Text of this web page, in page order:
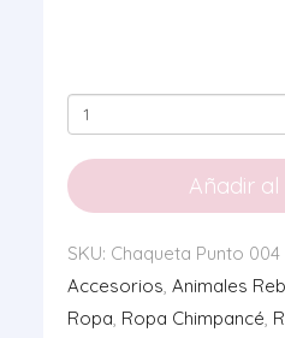
Chaqueta
Punto
004
cantidad
Añadir
SKU: Chaqueta Punto 004
Accesorios, Animales
Ropa, Ropa Chimpancé,